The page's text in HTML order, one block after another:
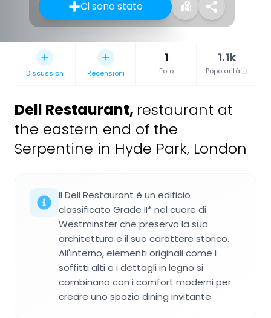
Ci sono stato
Discussion Recensioni
1
Foto
1.1k
Popolarità
Dell Restaurant, restaurant at
the eastern end of the
Serpentine in Hyde Park, London
Il Dell Restaurant è un edificio
classificato Grade II* nel cuore di
Westminster che preserva la sua
architettura e il suo carattere storico.
All'interno, elementi originali come i
soffitti alti e i dettagli in legno si
combinano con i comfort moderni per
creare uno spazio dining invitante.